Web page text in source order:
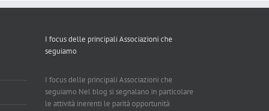
I focus delle principali Associazioni che
seguiamo
I focus delle principali Associazioni che
seguiamo Nel blog si segnalano in particolare
le attività inerenti le parità opportunità